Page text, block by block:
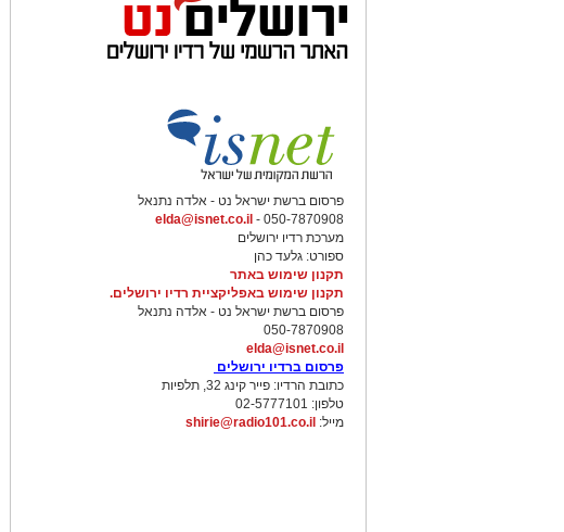
פרסום ברשת ישראל נט - אלדה נתנאל
050-7870908 -
elda@isnet.co.il
מערכת רדיו ירושלים
ספורט: גלעד כהן
תקנון שימוש באתר
תקנון שימוש באפליקציית רדיו ירושלים.
פרסום ברשת ישראל נט - אלדה נתנאל
050-7870908
elda@isnet.co.il
פרסום ברדיו ירושלים
כתובת הרדיו: פייר קינג 32, תלפיות
טלפון: 02-5777101
מייל: shirie@radio101.co.il